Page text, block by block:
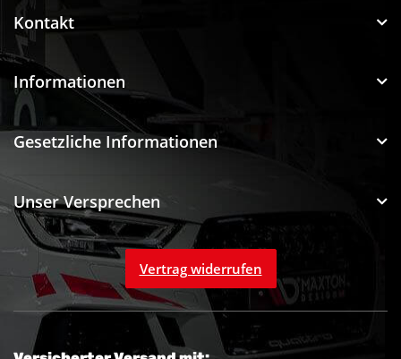
Kontakt
Informationen
Gesetzliche Informationen
Unser Versprechen
Vertrag widerrufen